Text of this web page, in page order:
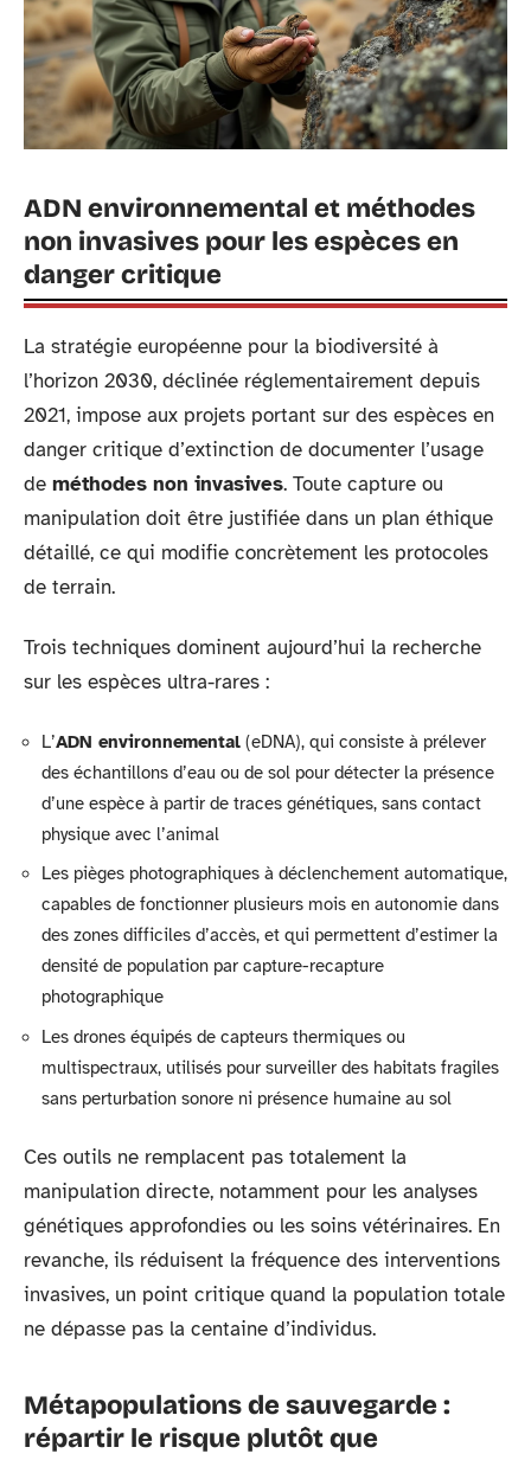
ADN environnemental et méthodes
non invasives pour les espèces en
danger critique
La stratégie européenne pour la biodiversité à
l’horizon 2030, déclinée réglementairement depuis
2021, impose aux projets portant sur des espèces en
danger critique d’extinction de documenter l’usage
de méthodes non invasives. Toute capture ou
manipulation doit être justifiée dans un plan éthique
détaillé, ce qui modifie concrètement les protocoles
de terrain.
Trois techniques dominent aujourd’hui la recherche
sur les espèces ultra-rares :
L’ADN environnemental (eDNA), qui consiste à prélever
des échantillons d’eau ou de sol pour détecter la présence
d’une espèce à partir de traces génétiques, sans contact
physique avec l’animal
Les pièges photographiques à déclenchement automatique,
capables de fonctionner plusieurs mois en autonomie dans
des zones difficiles d’accès, et qui permettent d’estimer la
densité de population par capture-recapture
photographique
Les drones équipés de capteurs thermiques ou
multispectraux, utilisés pour surveiller des habitats fragiles
sans perturbation sonore ni présence humaine au sol
Ces outils ne remplacent pas totalement la
manipulation directe, notamment pour les analyses
génétiques approfondies ou les soins vétérinaires. En
revanche, ils réduisent la fréquence des interventions
invasives, un point critique quand la population totale
ne dépasse pas la centaine d’individus.
Métapopulations de sauvegarde :
répartir le risque plutôt que